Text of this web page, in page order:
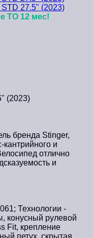
ТО 12 мес!
(2023)
бренда Stinger,
и
отлично
и
Технологии -
конусный рулевой
Fit, крепление
петух, скрытая